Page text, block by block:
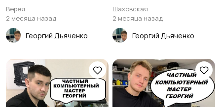
Верея
2 месяца назад
Георгий Дьяченко
Шаховская
2 месяца назад
Георгий Дьяченко